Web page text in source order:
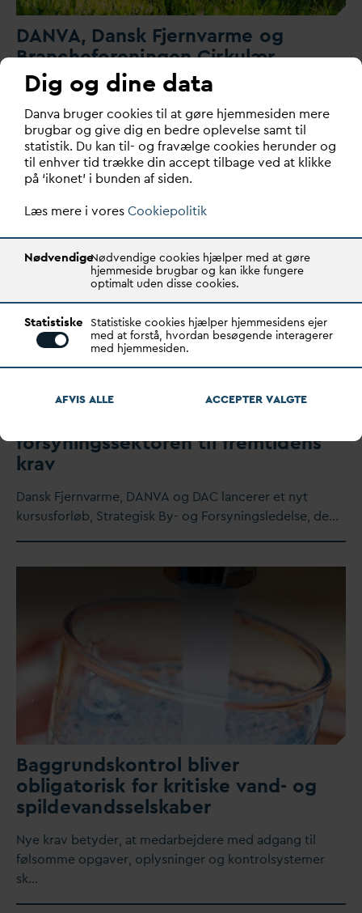
DANVA, Dansk Fjernvarme og
Brancheforeningen Cirkulær
udvider samarbejdet omkring ESG i
forsyningsbranchen med en fælles
temadag
Få styr på lovgivning, rapportering og bæredygtighed
som strategisk værktøj.
forsyningssektoren til fremtidens
krav
Dansk Fjernvarme, DANVA og DAC lancerer et nyt
kursusforløb, Strategisk By- og Forsyningsledelse, de…
Baggrundskontrol bliver
obligatorisk for kritiskevand- og
spildevandsselskaber
Nye krav betyder, at medarbejdere med adgang til
følsomme opgaver, oplysninger og kontrolsystemer
sk…
Dig og dine data
Danva bruger cookies til at gøre hjemmesiden mere
brugbar og give dig en bedre oplevelse samt til
statistik. Du kan til- og fravælge cookies herunder og
til enhver tid trække din accept tilbage ved at klikke
på ‘ikonet’ i bunden af siden.
Læs mere i voresCookiepolitik
NødvendigeNødvendige cookies hjælper med at gøre
hjemmeside brugbar og kan ikke fungere
optimalt uden disse cookies.
Statistiske Statistiske cookies hjælper hjemmesidens ejer
med at forstå, hvordan besøgende interagerer
med hjemmesiden.
AFVIS ALLE ACCEPTERVALGTE